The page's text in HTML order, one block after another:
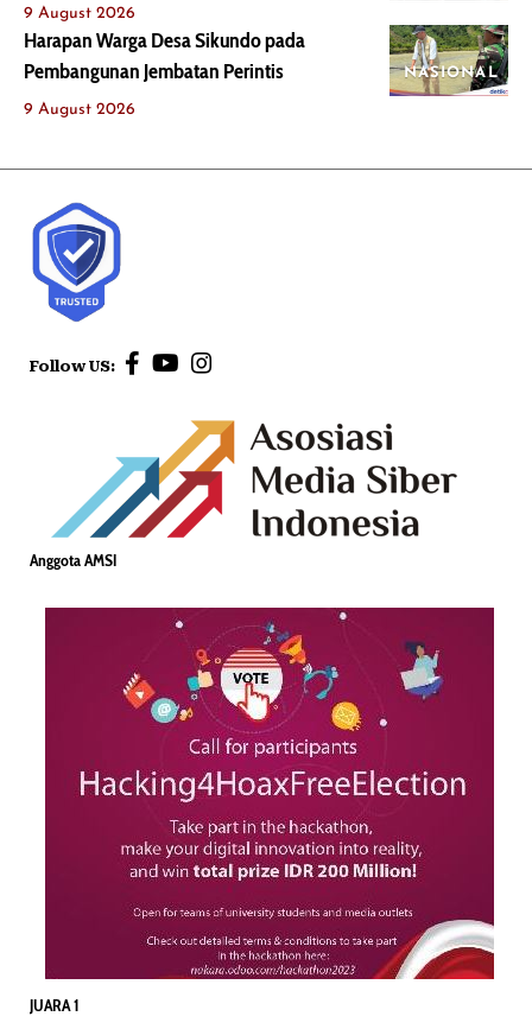
9 August 2026
NASIONAL
Harapan Warga Desa Sikundo pada
Pembangunan Jembatan Perintis
9 August 2026
Follow US:
Anggota AMSI
JUARA 1